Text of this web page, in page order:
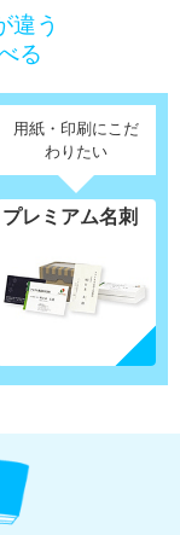
違う
る
用紙・印刷にこだ
わりたい
プレミアム名刺